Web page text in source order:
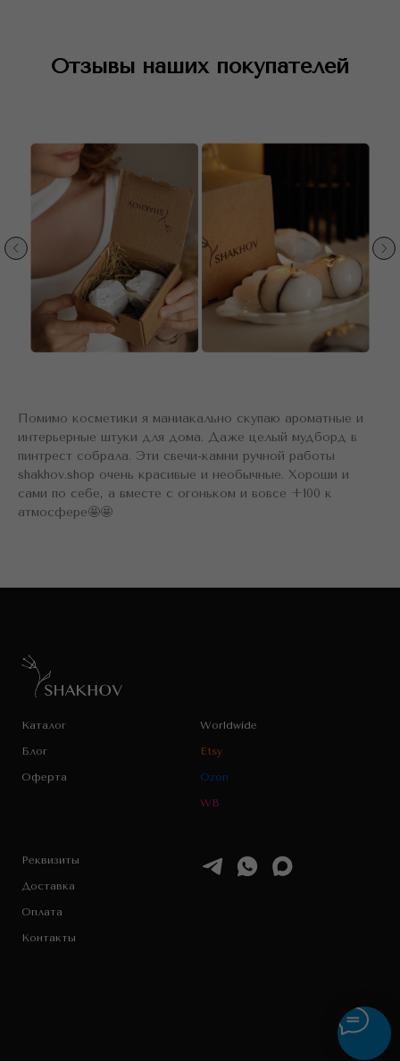
Отзывы наших покупателей
Помимо косметики я маниакально скупаю ароматные и
интерьерные штуки для дома. Даже целый мудборд в
пинтрест собрала. Эти свечи-камни ручной работы
shakhov.shop очень красивые и необычные. Хороши и
сами по себе, а вместе с огоньком и вовсе +100 к
атмосфере🤩🤩
Каталог
Блог
Оферта
Worldwide
Etsy
Ozon
WB
Реквизиты
Доставка
Оплата
Контакты